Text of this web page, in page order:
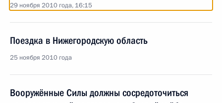
29 ноября 2010 года, 16:15
Поездка в Нижегородскую область
25 ноября 2010 года
Вооружённые Силы должны сосредоточиться